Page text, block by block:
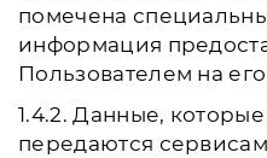
помечена
информация
Пользователем на
1.4.2. Данные,
передаются